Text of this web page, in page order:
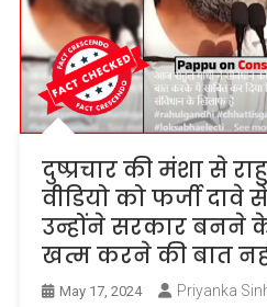
दुष्प्रचार की मंशा से
वीडियो को फर्जी
उन्होंने सरकार बनने
खत्म करने की बात
May 17, 2024 Priyanka